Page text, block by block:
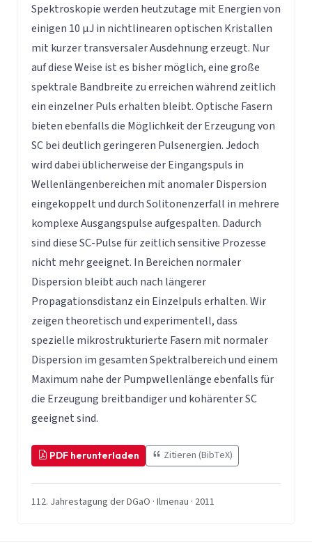
Spektroskopie werden heutzutage mit Energien von
einigen 10 µJ in nichtlinearen optischen Kristallen
mit kurzer transversaler Ausdehnung erzeugt. Nur
auf diese Weise ist es bisher möglich, eine große
spektrale Bandbreite zu erreichen während zeitlich
ein einzelner Puls erhalten bleibt. Optische Fasern
bieten ebenfalls die Möglichkeit der Erzeugung von
SC bei deutlich geringeren Pulsenergien. Jedoch
wird dabei üblicherweise der Eingangspuls in
Wellenlängenbereichen mit anomaler Dispersion
eingekoppelt und durch Solitonenzerfall in mehrere
komplexe Ausgangspulse aufgespalten. Dadurch
sind diese SC-Pulse für zeitlich sensitive Prozesse
nicht mehr geeignet. In Bereichen normaler
Dispersion bleibt auch nach längerer
Propagationsdistanz ein Einzelpuls erhalten. Wir
zeigen theoretisch und experimentell, dass
spezielle mikrostrukturierte Fasern mit normaler
Dispersion im gesamten Spektralbereich und einem
Maximum nahe der Pumpwellenlänge ebenfalls für
die Erzeugung breitbandiger und kohärenter SC
geeignet sind.
PDF herunterladen Zitieren (BibTeX)
112. Jahrestagung der DGaO · Ilmenau · 2011